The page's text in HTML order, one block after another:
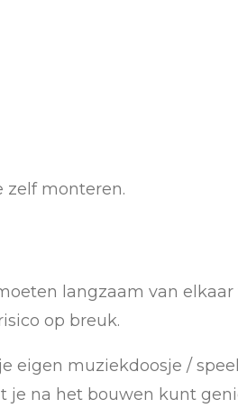
zelf monteren.
langzaam van
op breuk.
eigen muziekdoosje /
je na het bouwen kunt